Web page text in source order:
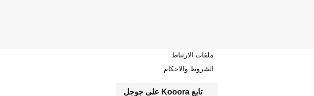
تابع Kooora على جوجل
ملفات الارتباط
الشروط والاحكام